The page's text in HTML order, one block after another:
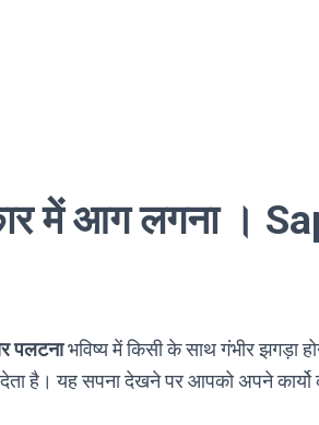
में आग लगना ।
पलटनाभविष्य में किसी के साथ गंभीर झगड़ा
है। यह सपना देखने पर आपको अपने कार्यो